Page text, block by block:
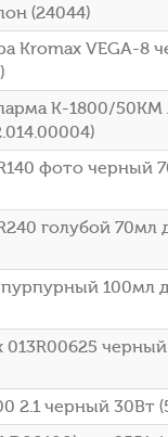
(24044)
Kromax VEGA-8
K-1800/
фото черный
голубой 70мл
100мл
черный
2.1 черный 30Вт